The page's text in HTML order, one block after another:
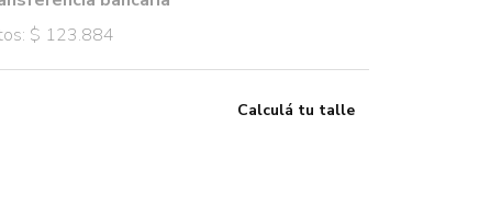
$ 123.884
Calculá tu talle